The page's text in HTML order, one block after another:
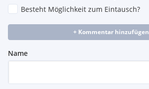
Besteht Möglichkeit zum Eintausch?
+ Kommentar hinzufügen
Name